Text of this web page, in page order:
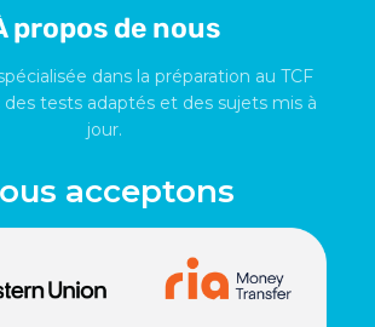
propos de nous
dans la préparation au TCF
des tests adaptés et des sujets mis à
jour.
acceptons